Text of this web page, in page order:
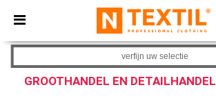
× Ntextil-app
Betere prijzen in de app!
GROOTHANDEL EN DETAILHANDEL
verfijn uw selectie